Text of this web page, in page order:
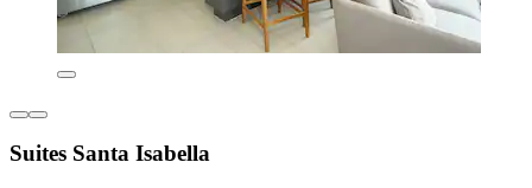
Suites Santa Isabella